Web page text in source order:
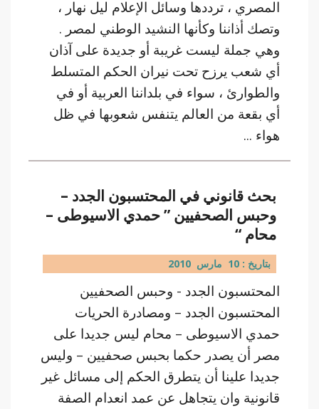
المصري ، ترددها وسائل الإعلام ليل نهار ،
وتصك أذاننا وكأنها النشيد الوطني لمصر .
وهي جملة ليست غريبة أو جديدة على آذان
أي شعب يرزح تحت نيران الحكم المتسلط
والطوارئ ، سواء في بلداننا العربية أو في
أي بقعة من العالم يتنفس شعوبها في ظل
هواء ...
بحث قانوني في المحتسبون الجدد –
وحبس الصحفيين ” حمدي الاسيوطى –
محام “
بتاريخ : 10 مارس 2010
المحتسبون الجدد - وحبس الصحفيين
المحتسبون الجدد – ومصادرة الحريات
حمدي الاسيوطى – محام ليس جديدا على
مصر أن يصدر حكما بحبس صحفيين – وليس
جديدا علينا أن يتطرق الحكم إلى مسائل غير
قانونية وان يتجاهل عن عمد انعدام الصفة